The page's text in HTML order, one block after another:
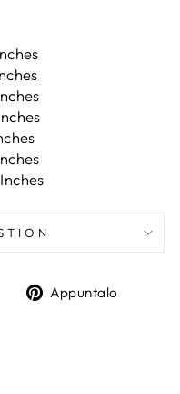
TwittaAppuntalo